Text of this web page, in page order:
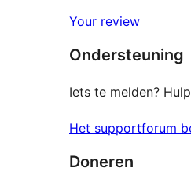
Your review
Ondersteuning
Iets te melden?
Het supportforum
Doneren